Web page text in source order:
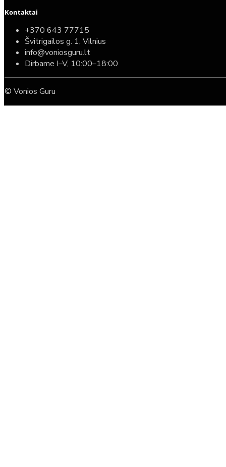
Kontaktai
+370 643 77715
Švitrigailos g. 1, Vilnius
info@voniosguru.lt
Dirbame I–V, 10:00–18:00
© Vonios Guru